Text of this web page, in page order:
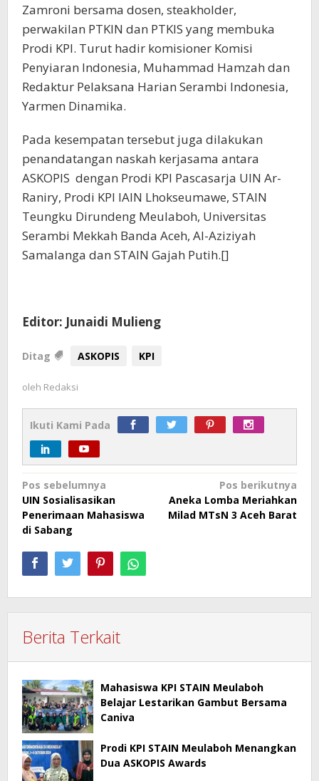
Zamroni bersama dosen, steakholder,
perwakilan PTKIN dan PTKIS yang membuka
Prodi KPI. Turut hadir komisioner Komisi
Penyiaran Indonesia, Muhammad Hamzah dan
Redaktur Pelaksana Harian Serambi Indonesia,
Yarmen Dinamika.
Pada kesempatan tersebut juga dilakukan
penandatangan naskah kerjasama antara
ASKOPIS dengan Prodi KPI Pascasarja UIN Ar-
Raniry, Prodi KPI IAIN Lhokseumawe, STAIN
Teungku Dirundeng Meulaboh, Universitas
Serambi Mekkah Banda Aceh, Al-Aziziyah
Samalanga dan STAIN Gajah Putih.[]
Editor: Junaidi Mulieng
Ditag ASKOPIS KPI
oleh Redaksi
Ikuti Kami Pada
Navigasi
pos
Pos sebelumnya
UIN Sosialisasikan
Penerimaan Mahasiswa
di Sabang
Pos berikutnya
Aneka Lomba Meriahkan
Milad MTsN 3 Aceh Barat
Berita Terkait
Mahasiswa KPI STAIN Meulaboh
Belajar Lestarikan Gambut Bersama
Caniva
Prodi KPI STAIN Meulaboh Menangkan
Dua ASKOPIS Awards